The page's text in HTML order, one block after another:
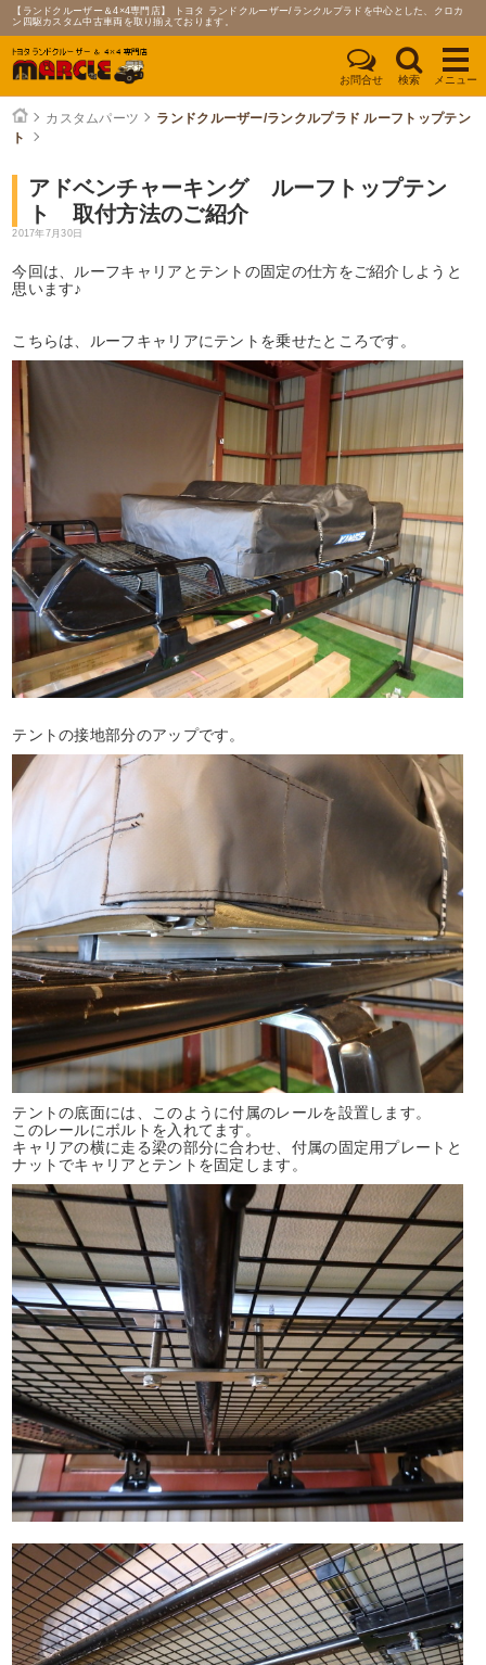
【ランドクルーザー＆4×4専門店】 トヨタ ランドクルーザー/ランクルプラドを中心とした、クロカ
ン四駆カスタム中古車両を取り揃えております。
お問合せ 検索 メニュー
カスタムパーツ
ランドクルーザー/ランクルプラド ルーフトップテン
ト
アドベンチャーキング ルーフトップテン
ト 取付方法のご紹介
2017年7月30日
今回は、ルーフキャリアとテントの固定の仕方をご紹介しようと
思います♪
こちらは、ルーフキャリアにテントを乗せたところです。
テントの接地部分のアップです。
テントの底面には、このように付属のレールを設置します。
このレールにボルトを入れてます。
キャリアの横に走る梁の部分に合わせ、付属の固定用プレートと
ナットでキャリアとテントを固定します。